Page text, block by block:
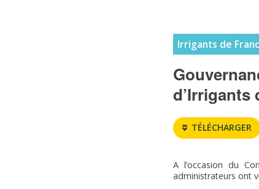
Irrigants de
d’Irrigants
TÉLÉCHARGER
A l’occasion du
administrateurs ont